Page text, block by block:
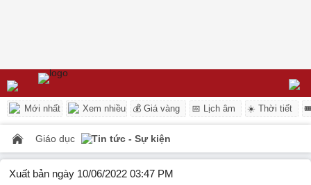
Mới nhất Xem nhiều 💰 Giá vàng 📅 Lịch âm ☀️ Thời tiết
Giáo dục Tin tức - Sự kiện
Xuất bản ngày 10/06/2022 03:47 PM